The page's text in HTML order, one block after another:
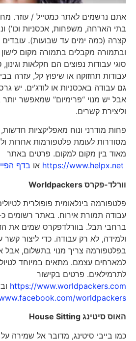
אתם נרשמים לאתר כמטייל / עוזר.
בתי הארחה, משפחות, אכסניות וכו’)
ובתמורה מקבלים בתמורה מקום לישון
סוגי עבודות נפוצים הם חקלאות וגינון,
עבודות תחזוקה או שיפוץ קל, עזרה
גם עבודה באכסניות או לודג’ים. יש
אבל יש מנוי “פרימיום” שמאפשר יותר
וליצירת קשרים.
פחות מודרני ונוח מאפליקציות חדשות,
מסודרות לעומת פלטפורמות אחרות
מאוד בין מקום למקום. פרטים באתר
https://www.helpx.net או בדף
וורלד-פקרסWorldpackers
פלטפורמה בינלאומית פופולרית לטיולים
ברחבי תבל. בוורלדפקרס שמים את
ולמידה, לא רק עבודה. כדי ליצור קשר
בפלטפורמה צריך מנוי בתשלום, אבל
למארחים עצמם. מתאים במיוחד לטיולים
לתרמילאים. פרטים בקישור
https://www.worldpackers.comובדף
www.facebook.com/worldpackers
האוס סיטינגHouse Sitting
כמו בייבי סיטינג, מדובר אל שמירה על